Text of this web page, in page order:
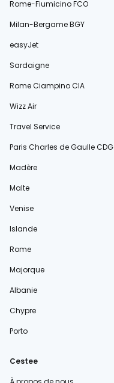
Rome-Fiumicino FCO
Milan-Bergame BGY
easyJet
Sardaigne
Rome Ciampino CIA
Wizz Air
Travel Service
Paris Charles de Gaulle CDG
Madère
Malte
Venise
Islande
Rome
Majorque
Albanie
Chypre
Porto
Cestee